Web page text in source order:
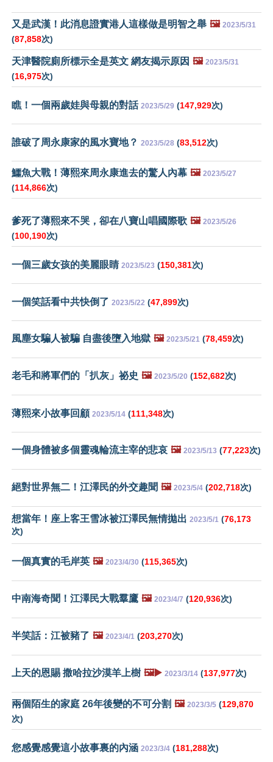
又是武漢！此消息證實港人這樣做是明智之舉 🖼️ 2023/5/31
(87,858次)
天津醫院廁所標示全是英文 網友揭示原因 🖼️ 2023/5/31
(16,975次)
瞧！一個兩歲娃與母親的對話 2023/5/29 (147,929次)
誰破了周永康家的風水寶地？ 2023/5/28 (83,512次)
鱷魚大戰！薄熙來周永康進去的驚人內幕 🖼️ 2023/5/27
(114,866次)
爹死了薄熙來不哭，卻在八寶山唱國際歌 🖼️ 2023/5/26
(100,190次)
一個三歲女孩的美麗眼睛 2023/5/23 (150,381次)
一個笑話看中共快倒了 2023/5/22 (47,899次)
風塵女騙人被騙 自盡後墮入地獄 🖼️ 2023/5/21 (78,459次)
老毛和將軍們的「扒灰」祕史 🖼️ 2023/5/20 (152,682次)
薄熙來小故事回顧 2023/5/14 (111,348次)
一個身體被多個靈魂輪流主宰的悲哀 🖼️ 2023/5/13 (77,223次)
絕對世界無二！江澤民的外交趣聞 🖼️ 2023/5/4 (202,718次)
想當年！座上客王雪冰被江澤民無情拋出 2023/5/1 (76,173
次)
一個真實的毛岸英 🖼️ 2023/4/30 (115,365次)
中南海奇聞！江澤民大戰羣鷹 🖼️ 2023/4/7 (120,936次)
半笑話：江被豬了 🖼️ 2023/4/1 (203,270次)
上天的恩賜 撒哈拉沙漠羊上樹 🖼️▶️ 2023/3/14 (137,977次)
兩個陌生的家庭 26年後變的不可分割 🖼️ 2023/3/5 (129,870
次)
您感覺感覺這小故事裏的內涵 2023/3/4 (181,288次)